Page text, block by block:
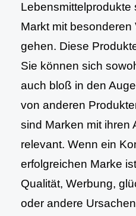
Lebensmittelprodukte
Markt mit
gehen. Diese
Sie können sich
auch bloß in den
von anderen
sind Marken mit ihren
relevant. Wenn ein
erfolgreichen Marke
Qualität, Werbung,
oder andere